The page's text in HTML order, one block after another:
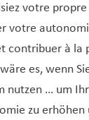
votre
votre
contribuer à la
es, wenn
nutzen … um
zu erhöhen